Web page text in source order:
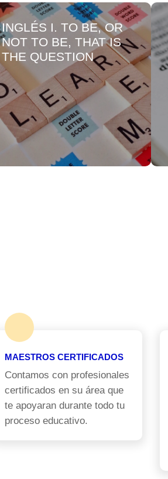
INGLÉS I. TO BE, OR
NOT TO BE, THAT IS
THE QUESTION
MAESTROS CERTIFICADOS
Contamos con profesionales
certificados en su área que
te apoyaran durante todo tu
proceso educativo.